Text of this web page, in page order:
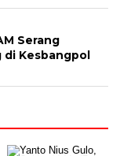
Serang
di Kesbangpol